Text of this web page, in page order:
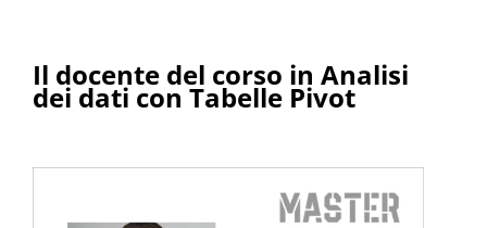
Il docente del corso in Analisi
dei dati con Tabelle Pivot